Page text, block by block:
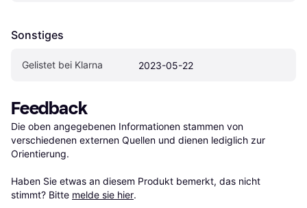
Sonstiges
Gelistet bei Klarna 2023-05-22
Feedback
Die oben angegebenen Informationen stammen von
verschiedenen externen Quellen und dienen lediglich zur
Orientierung.
Haben Sie etwas an diesem Produkt bemerkt, das nicht
stimmt? Bitte melde sie hier.